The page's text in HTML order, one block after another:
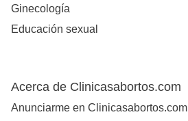
Ginecología
Educación sexual
Acerca de Clinicasabortos.com
Anunciarme en Clinicasabortos.com